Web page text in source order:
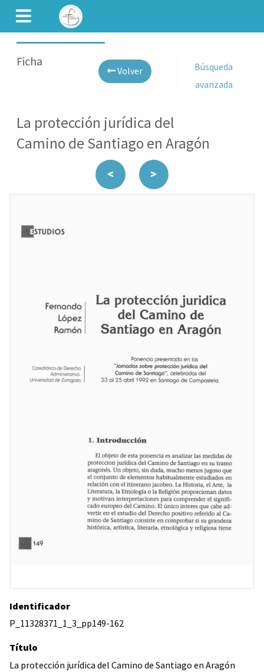
CAMINET
Ficha
Volver
Búsqueda
avanzada
La protección jurídica del
Camino de Santiago en Aragón
< >
Identificador
P_11328371_1_3_pp149-162
Título
La protección jurídica del Camino de Santiago en Aragón